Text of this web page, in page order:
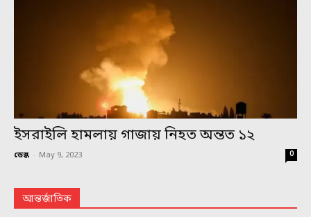
ইসরাইলি হামলায় গাজায় নিহত অন্তত ১২
ডেস্ক - May 9, 2023 0
আন্তর্জাতিক